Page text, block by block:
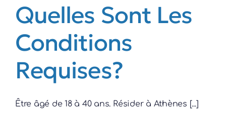
Quelles Sont Les
Conditions
Requises?
Être âgé de 18 à 40 ans. Résider à Athènes [...]